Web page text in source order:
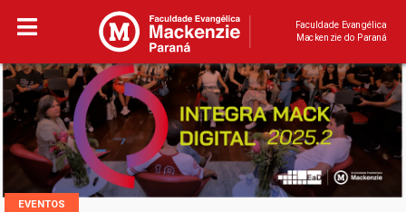
Faculdade Evangélica
Mackenzie do Paraná
EVENTOS